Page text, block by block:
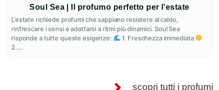
Soul Sea | Il profumo perfetto per l’estate
L’estate richiede profumi che sappiano resistere al caldo,
rinfrescare i sensi e adattarsi a ritmi più dinamici. Soul Sea
risponde a tutte queste esigenze:
1. Freschezza immediata
2....
scopri tutti i profumi